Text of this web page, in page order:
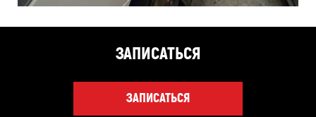
ЗАПИСАТЬСЯ
ЗАПИСАТЬСЯ